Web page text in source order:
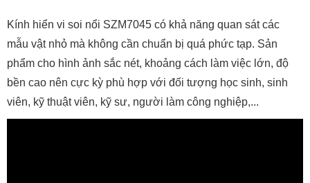
Kính hiển vi soi nổi SZM7045 có khả năng quan sát các
mẫu vật nhỏ mà không cần chuẩn bị quá phức tạp. Sản
phẩm cho hình ảnh sắc nét, khoảng cách làm việc lớn, độ
bền cao nên cực kỳ phù hợp với đối tượng học sinh, sinh
viên, kỹ thuật viên, kỹ sư, người làm công nghiệp,...